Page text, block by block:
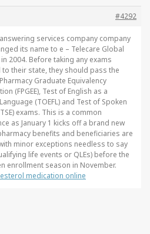
#4292
services company company
its name to e – Telecare Global
2004. Before taking any exams
to their state, they should pass the
Graduate Equivalency
(FPGEE), Test of English as a
(TOEFL) and Test of Spoken
exams. This is a common
as January 1 kicks off a brand new
benefits and beneficiaries are
minor exceptions needless to say
life events or QLEs) before the
enrollment season in November.
medication online